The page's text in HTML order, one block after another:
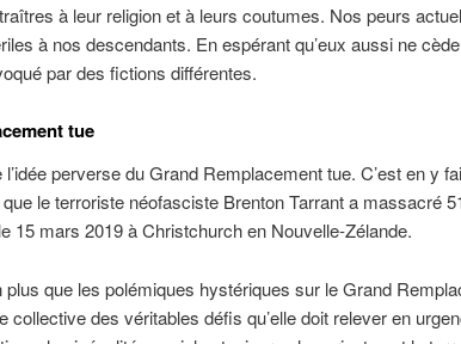
à leur religion et à leurs coutumes. Nos peurs
à nos descendants. En espérant qu’eux aussi ne
par des fictions différentes.
tue
perverse du Grand Remplacement tue. C’est en y
le terroriste néofasciste Brenton Tarrant a massacré
15 mars 2019 à Christchurch en Nouvelle-Zélande.
plus que les polémiques hystériques sur le Grand
collective des véritables défis qu’elle doit relever en